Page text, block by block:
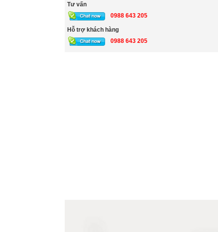
Tư vấn
0988 643 205
Hỗ trợ khách hàng
0988 643 205